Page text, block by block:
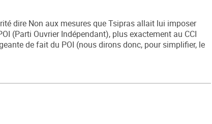
dire Non aux mesures que Tsipras allait lui imposer
(Parti Ouvrier Indépendant), plus exactement au CCI
de fait du POI (nous dirons donc, pour simplifier, le